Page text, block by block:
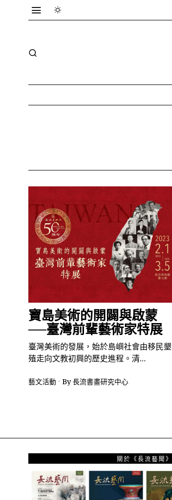
寶島美術的開闢與啟蒙
──臺灣前輩藝術家特展
臺灣美術的發展，始於島嶼社會由移民墾
殖走向文教初興的歷史進程。清…
藝文活動 By長流書畫研究中心
關於《長流藝聞》